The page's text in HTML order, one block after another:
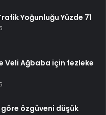
Yoğunluğu Yüzde 71
Veli Ağbaba için fezleke
özgüveni düşük